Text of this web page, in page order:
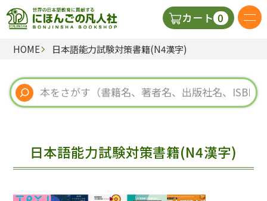
カート 0
日本語の教科書
視聴覚・補助教材
教師用参考書
HOME 日本語能力試験対策書籍(N4漢字)
日本語能力試験対策書籍(N4漢字)